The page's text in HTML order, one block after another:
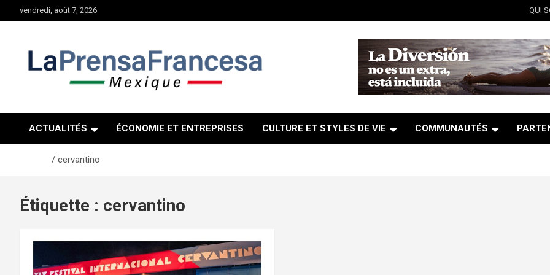
au
vendredi, août 7, 2026 QUI
ACTUALITÉS ÉCONOMIE ET ENTREPRISES CULTURE ET STYLES DE VIE COMMUNAUTÉS
cervantino
Étiquette : cervantino